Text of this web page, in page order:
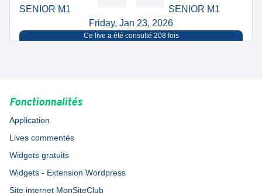
SENIOR M1
SENIOR M1
Friday, Jan 23, 2026
Ce live a été consulté 208fois
Fonctionnalités
Application
Lives commentés
Widgets gratuits
Widgets - Extension Wordpress
Site internet MonSiteClub